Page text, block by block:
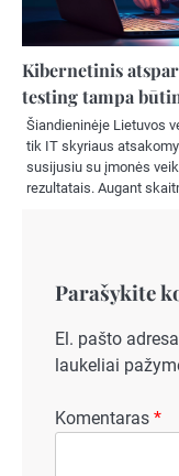
Kibernetinis
testing tampa
Šiandieninėje Lietuvos
tik IT skyriaus
susijusiu su įmonės
rezultatais. Augant
Parašykite
El. pašto
laukeliai
Komentaras *